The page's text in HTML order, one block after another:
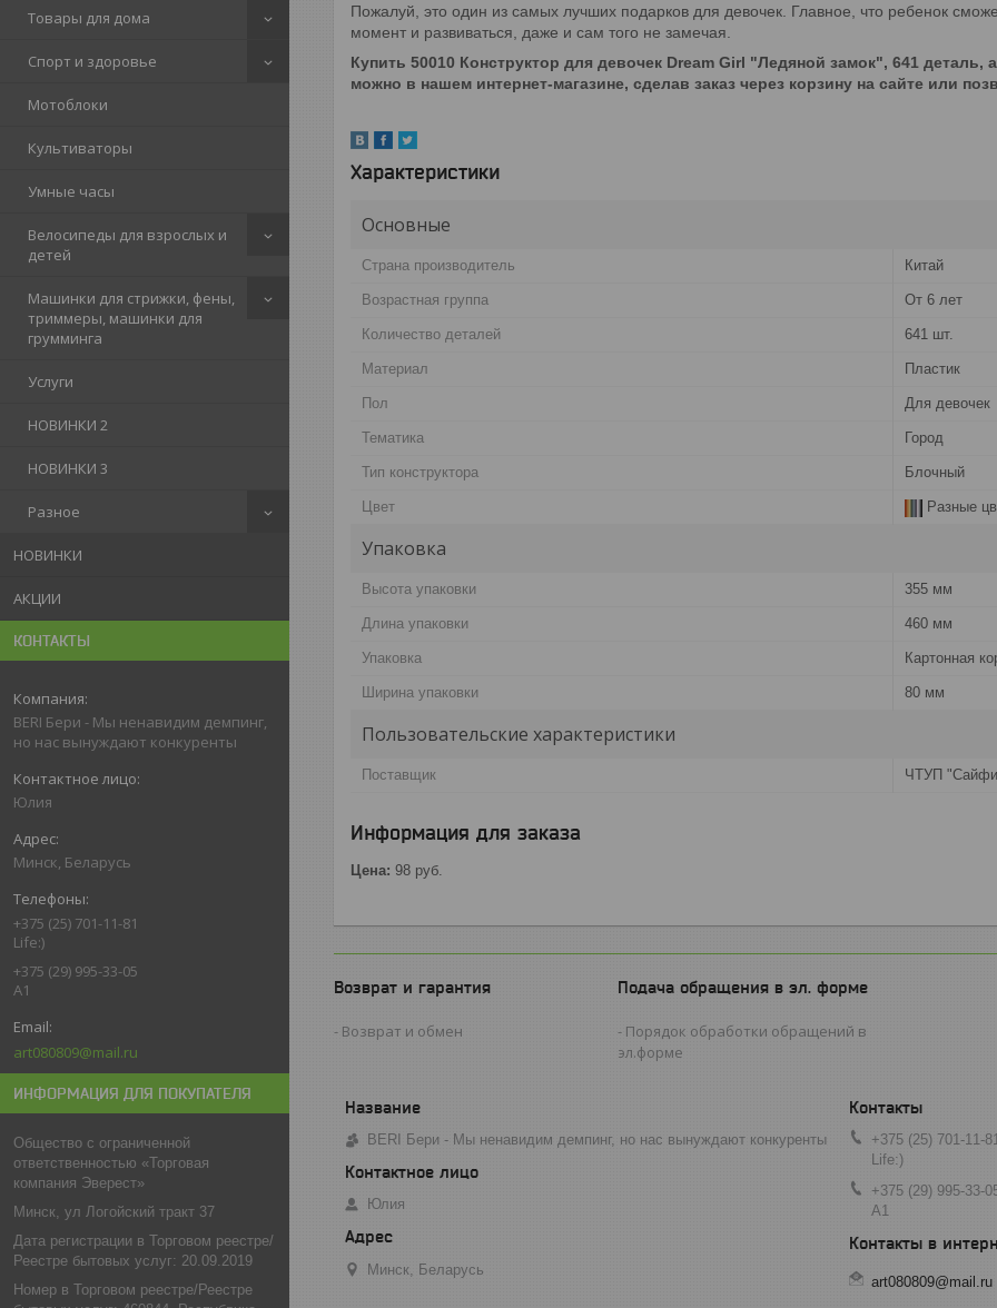
Товары для дома
Спорт и здоровье
Мотоблоки
Культиваторы
Умные часы
Велосипеды для взрослых и
детей
Машинки для стрижки, фены,
триммеры, машинки для
грумминга
Услуги
НОВИНКИ 2
НОВИНКИ 3
Разное
НОВИНКИ
АКЦИИ
КОНТАКТЫ
BERI Бери - Мы ненавидим демпинг,
но нас вынуждают конкуренты
Юлия
Минск, Беларусь
+375 (25) 701-11-81
Life:)
+375 (29) 995-33-05
A1
art080809@mail.ru
ИНФОРМАЦИЯ ДЛЯ ПОКУПАТЕЛЯ
Общество с ограниченной
ответственностью «Торговая
компания Эверест»
Минск, ул Логойский тракт 37
Дата регистрации в Торговом реестре/
Реестре бытовых услуг: 20.09.2019
Номер в Торговом реестре/Реестре
Пожалуй, это один из самых лучших подарков для девочек. Главное, что ребенок
момент и развиваться, даже и сам того не замечая.
Купить 50010 Конструктор для девочек Dream Girl "Ледяной замок", 641
можно в нашем интернет-магазине, сделав заказ через корзину на сайте или
Характеристики
Основные
Страна производитель Китай
Возрастная группа От 6 лет
Количество деталей 641 шт.
Материал Пластик
Пол Для девочек
Тематика Город
Тип конструктора Блочный
Цвет Разные
Упаковка
Высота упаковки 355 мм
Длина упаковки 460 мм
Упаковка Картонная
Ширина упаковки 80 мм
Пользовательские характеристики
Поставщик ЧТУП "Сайфи
Информация для заказа
Цена: 98 руб.
Возврат и гарантия
Возврат и обмен
Подача обращения в эл. форме
Порядок обработки обращений в
эл.форме
BERI Бери - Мы ненавидим демпинг, но нас вынуждают конкуренты
Юлия
Минск, Беларусь
+375 (25) 701-11-81
Life:)
+375 (29) 995-33-
A1
art080809@mail.ru